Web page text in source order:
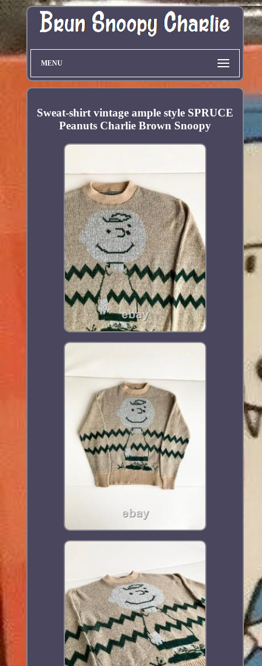
MENU
Sweat-shirt vintage ample style SPRUCE
Peanuts Charlie Brown Snoopy